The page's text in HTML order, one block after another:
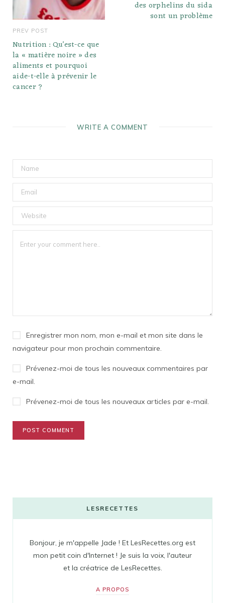
PREV POST
Nutrition : Qu’est-ce que
la « matière noire » des
aliments et pourquoi
aide-t-elle à prévenir le
cancer ?
des orphelins du sida
sont un problème
WRITE A COMMENT
Enregistrer mon nom, mon e-mail et mon site dans le
navigateur pour mon prochain commentaire.
Prévenez-moi de tous les nouveaux commentaires par
e-mail.
Prévenez-moi de tous les nouveaux articles par e-mail.
LESRECETTES
Bonjour, je m'appelle Jade ! Et LesRecettes.org est
mon petit coin d'Internet ! Je suis la voix, l'auteur
et la créatrice de LesRecettes.
A PROPOS